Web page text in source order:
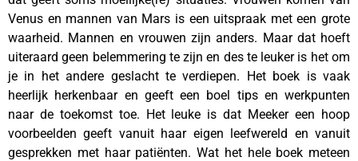
Venus en mannen van Mars is een uitspraak met een grote
waarheid. Mannen en vrouwen zijn anders. Maar dat hoeft
uiteraard geen belemmering te zijn en des te leuker is het om
je in het andere geslacht te verdiepen. Het boek is vaak
heerlijk herkenbaar en geeft een boel tips en werkpunten
naar de toekomst toe. Het leuke is dat Meeker een hoop
voorbeelden geeft vanuit haar eigen leefwereld en vanuit
gesprekken met haar patiënten. Wat het hele boek meteen